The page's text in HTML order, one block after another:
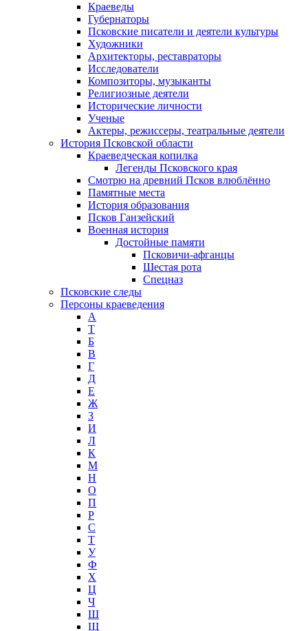
Краеведы
Губернаторы
Псковские писатели и деятели культуры
Художники
Архитекторы, реставраторы
Исследователи
Композиторы, музыканты
Религиозные деятели
Исторические личности
Ученые
Актеры, режиссеры, театральные деятели
История Псковской области
Краеведческая копилка
Легенды Псковского края
Смотрю на древний Псков влюблённо
Памятные места
История образования
Псков Ганзейский
Военная история
Достойные памяти
Псковичи-афганцы
Шестая рота
Спецназ
Псковские следы
Персоны краеведения
А
T
Б
В
Г
Д
Е
Ж
З
И
Л
К
М
Н
О
П
Р
С
Т
У
Ф
Х
Ц
Ч
Ш
Щ